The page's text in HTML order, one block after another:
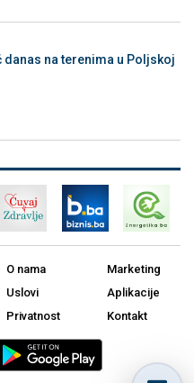
danas na terenima u Poljskoj
O nama
Uslovi
Privatnost
Marketing
Aplikacije
Kontakt